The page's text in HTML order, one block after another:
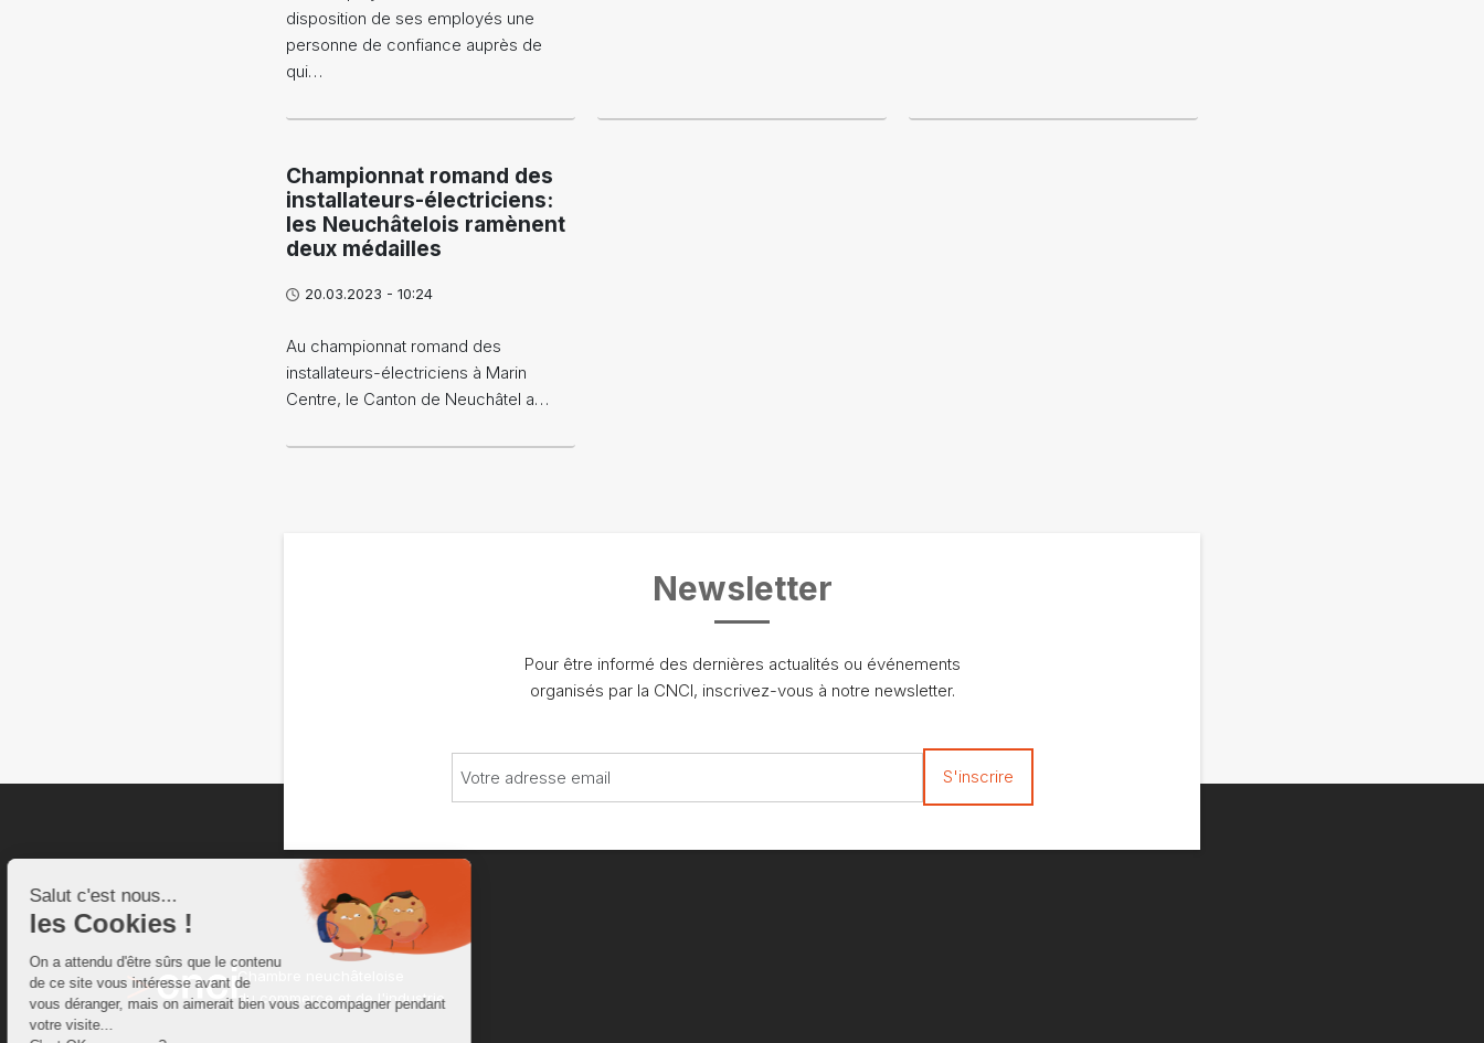
disposition de ses employés une
personne de confiance auprès de
qui…
Championnat romand des
installateurs-électriciens:
les Neuchâtelois ramènent
deux médailles
20.03.2023 - 10:24
Au championnat romand des
installateurs-électriciens à Marin
Centre, le Canton de Neuchâtel a…
Newsletter
Pour être informé des dernières actualités ou événements
organisés par la CNCI, inscrivez-vous à notre newsletter.
Chambre neuchâteloise
du commerce et de l'industrie